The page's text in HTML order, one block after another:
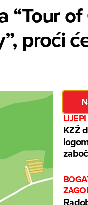
“Tour
proći
KZŽ